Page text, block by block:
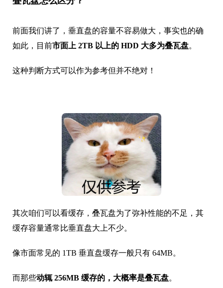
前面我们讲了，垂直盘的容量不容易做大，事实也的确
如此，目前市面上 2TB 以上的 HDD 大多为叠瓦盘。
这种判断方式可以作为参考但并不绝对！
其次咱们可以看缓存，叠瓦盘为了弥补性能的不足，其
缓存容量通常比垂直盘大上不少。
像市面常见的 1TB 垂直盘缓存一般只有 64MB。
而那些动辄 256MB 缓存的，大概率是叠瓦盘。